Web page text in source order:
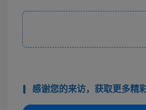
感谢您的来访，获取更多精